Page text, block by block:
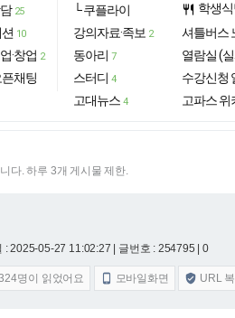
25
션 10
·창업 2
채팅
└ 쿠플라이
강의자료·족보 2
동아리 7
스터디 4
고대뉴스 4
restaurant 학생
셔틀버스
열람실 (
수강신청
고파스 위
다. 하루 3개 게시물 제한.
: 2025-05-27 11:02:27 | 글번호 : 254795 | 0
명이 읽었어요  모바일화면  URL